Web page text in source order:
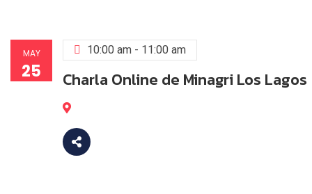
MAY
25
10:00 am - 11:00 am
Charla Online de Minagri Los Lagos